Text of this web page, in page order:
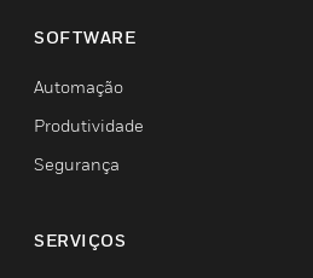
SOFTWARE
Automação
Produtividade
Segurança
SERVIÇOS